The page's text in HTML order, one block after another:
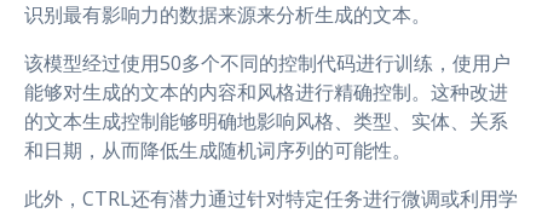
识别最有影响力的数据来源来分析生成的文本。
该模型经过使用50多个不同的控制代码进行训练，使用户
能够对生成的文本的内容和风格进行精确控制。这种改进
的文本生成控制能够明确地影响风格、类型、实体、关系
和日期，从而降低生成随机词序列的可能性。
此外，CTRL还有潜力通过针对特定任务进行微调或利用学